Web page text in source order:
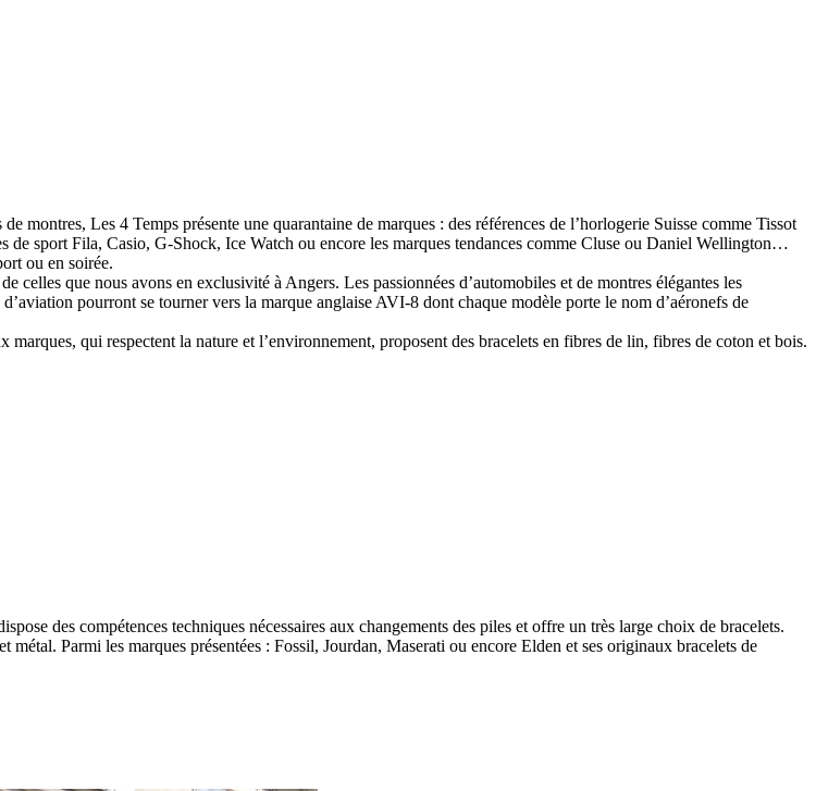
montres, Les 4 Temps présente une quarantaine de marques : des références de l’horlogerie Suisse comme Tissot
de sport Fila, Casio, G-Shock, Ice Watch ou encore les marques tendances comme Cluse ou Daniel Wellington…
ou en soirée.
que nous avons en exclusivité à Angers. Les passionnées d’automobiles et de montres élégantes les
pourront se tourner vers la marque anglaise AVI-8 dont chaque modèle porte le nom d’aéronefs de
qui respectent la nature et l’environnement, proposent des bracelets en fibres de lin, fibres de coton et bois.
des compétences techniques nécessaires aux changements des piles et offre un très large choix de bracelets.
Parmi les marques présentées : Fossil, Jourdan, Maserati ou encore Elden et ses originaux bracelets de